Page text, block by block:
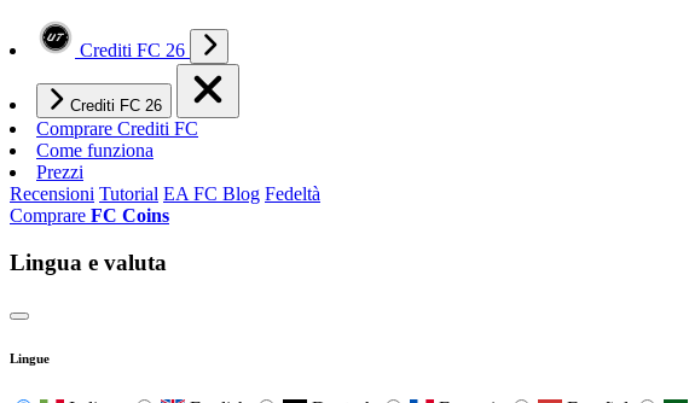
Crediti FC 26
Crediti FC 26
Comprare Crediti FC
Come funziona
Prezzi
Recensioni Tutorial EA FC Blog Fedeltà
Comprare FC Coins
Lingua e valuta
Lingue